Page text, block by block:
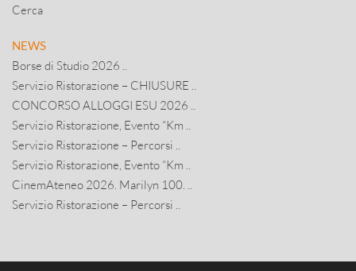
Cerca
NEWS
Borse di Studio 2026 ..
Servizio Ristorazione – CHIUSURE ..
CONCORSO ALLOGGI ESU 2026 ..
Servizio Ristorazione, Evento “Km ..
Servizio Ristorazione – Percorsi ..
Servizio Ristorazione, Evento “Km ..
CinemAteneo 2026. Marilyn 100. ..
Servizio Ristorazione – Percorsi ..